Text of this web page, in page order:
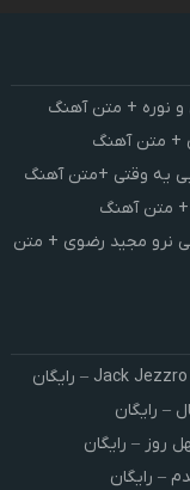
نوره + متن آهنگ
+ متن آهنگ
یه وقتی +متن آهنگ
+ متن آهنگ
نرو مجید رضوی + متن
– رایگان
روز – رایگان
– رایگان